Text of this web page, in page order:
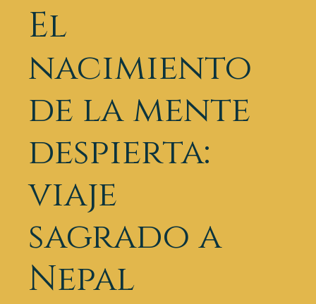
El
nacimiento
de la mente
despierta:
viaje
sagrado a
Nepal